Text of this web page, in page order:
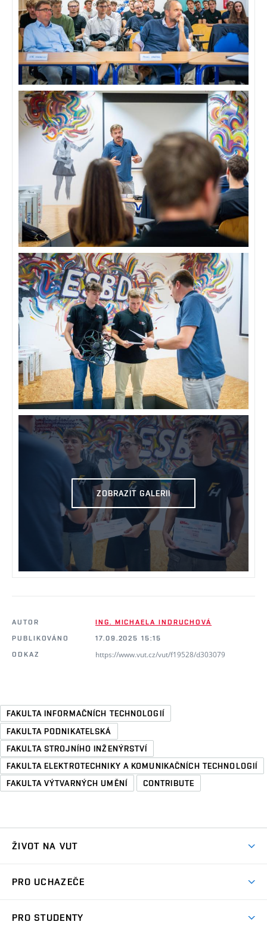
ZOBRAZIT GALERII
AUTOR
ING. MICHAELA INDRUCHOVÁ
PUBLIKOVÁNO
17.09.2025 15:15
ODKAZ
https://www.vut.cz/vut/f19528/d303079
FAKULTA INFORMAČNÍCH TECHNOLOGIÍ
FAKULTA PODNIKATELSKÁ
FAKULTA STROJNÍHO INŽENÝRSTVÍ
FAKULTA ELEKTROTECHNIKY A KOMUNIKAČNÍCH TECHNOLOGIÍ
FAKULTA VÝTVARNÝCH UMĚNÍ
CONTRIBUTE
ŽIVOT NA VUT
Koleje
PRO UCHAZEČE
PRO STUDENTY